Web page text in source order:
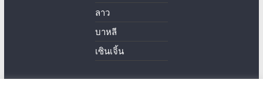
ลาว
บาหลี
เซินเจิ้น